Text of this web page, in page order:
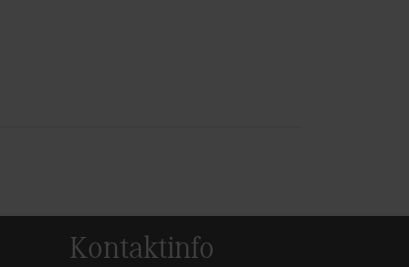
Kontaktinfo